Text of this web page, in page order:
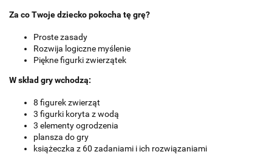
Za co Twoje dziecko pokocha tę grę?
Proste zasady
Rozwija logiczne myślenie
Piękne figurki zwierzątek
W skład gry wchodzą:
8 figurek zwierząt
3 figurki koryta z wodą
3 elementy ogrodzenia
plansza do gry
książeczka z 60 zadaniami i ich rozwiązaniami